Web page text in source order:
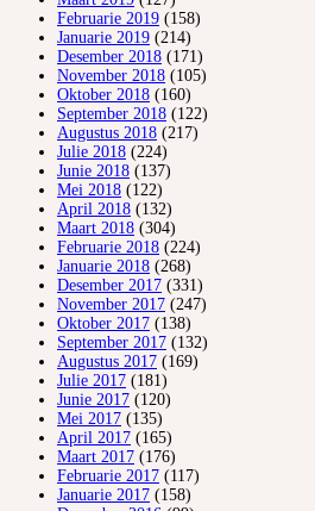
Februarie 2019 (158)
Januarie 2019 (214)
Desember 2018 (171)
November 2018 (105)
Oktober 2018 (160)
September 2018 (122)
Augustus 2018 (217)
Julie 2018 (224)
Junie 2018 (137)
Mei 2018 (122)
April 2018 (132)
Maart 2018 (304)
Februarie 2018 (224)
Januarie 2018 (268)
Desember 2017 (331)
November 2017 (247)
Oktober 2017 (138)
September 2017 (132)
Augustus 2017 (169)
Julie 2017 (181)
Junie 2017 (120)
Mei 2017 (135)
April 2017 (165)
Maart 2017 (176)
Februarie 2017 (117)
Januarie 2017 (158)